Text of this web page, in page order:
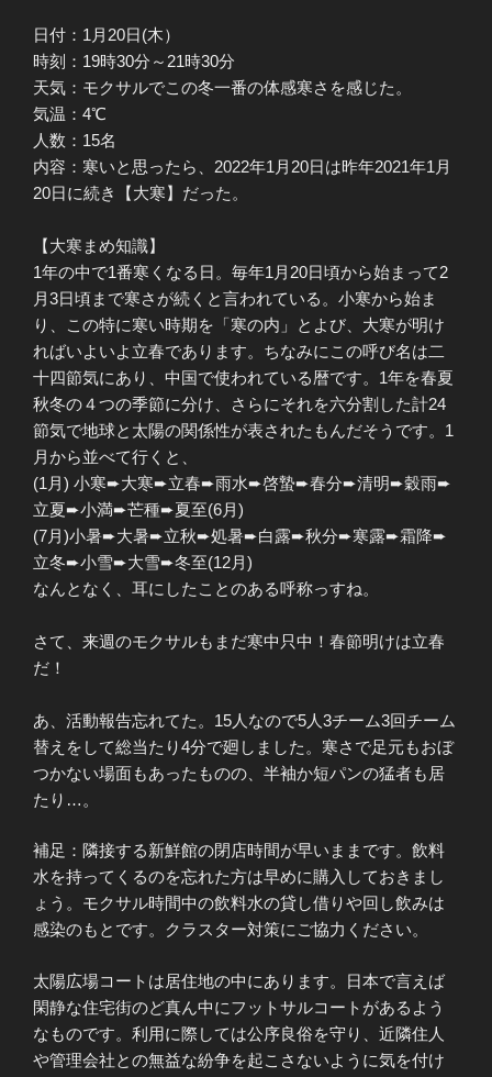
日付：1月20日(木）
時刻：19時30分～21時30分
天気：モクサルでこの冬一番の体感寒さを感じた。
気温：4℃
人数：15名
内容：寒いと思ったら、2022年1月20日は昨年2021年1月
20日に続き【大寒】だった。
【大寒まめ知識】
1年の中で1番寒くなる日。毎年1月20日頃から始まって2
月3日頃まで寒さが続くと言われている。小寒から始ま
り、この特に寒い時期を「寒の内」とよび、大寒が明け
ればいよいよ立春であります。ちなみにこの呼び名は二
十四節気にあり、中国で使われている暦です。1年を春夏
秋冬の４つの季節に分け、さらにそれを六分割した計24
節気で地球と太陽の関係性が表されたもんだそうです。1
月から並べて行くと、
(1月) 小寒➨大寒➨立春➨雨水➨啓蟄➨春分➨清明➨穀雨➨
立夏➨小満➨芒種➨夏至(6月)
(7月)小暑➨大暑➨立秋➨処暑➨白露➨秋分➨寒露➨霜降➨
立冬➨小雪➨大雪➨冬至(12月)
なんとなく、耳にしたことのある呼称っすね。
さて、来週のモクサルもまだ寒中只中！春節明けは立春
だ！
あ、活動報告忘れてた。15人なので5人3チーム3回チーム
替えをして総当たり4分で廻しました。寒さで足元もおぼ
つかない場面もあったものの、半袖か短パンの猛者も居
たり…。
補足：隣接する新鮮館の閉店時間が早いままです。飲料
水を持ってくるのを忘れた方は早めに購入しておきまし
ょう。モクサル時間中の飲料水の貸し借りや回し飲みは
感染のもとです。クラスター対策にご協力ください。
太陽広場コートは居住地の中にあります。日本で言えば
閑静な住宅街のど真ん中にフットサルコートがあるよう
なものです。利用に際しては公序良俗を守り、近隣住人
や管理会社との無益な紛争を起こさないように気を付け